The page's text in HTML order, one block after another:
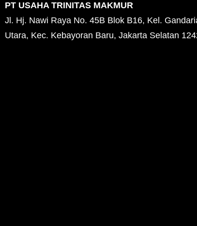
PT USAHA TRINITAS MAKMUR
Jl. Hj. Nawi Raya No. 45B Blok B16, Kel.
Utara, Kec. Kebayoran Baru, Jakarta Selatan